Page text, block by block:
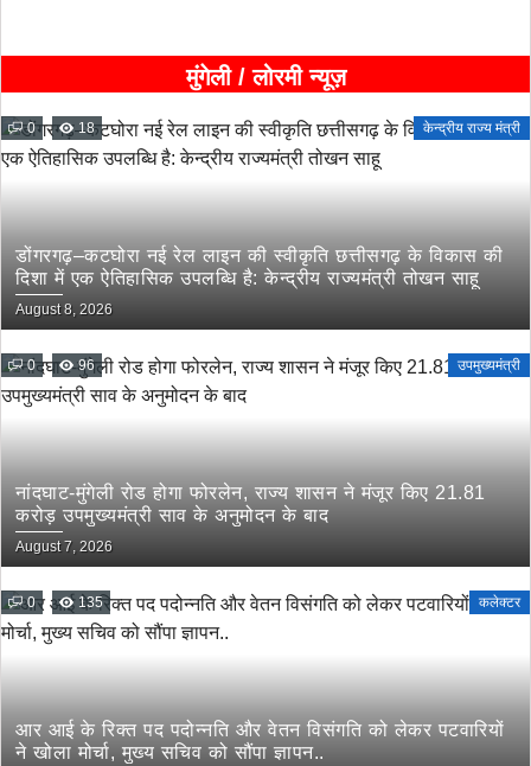
मुंगेली / लोरमी न्यूज़
0 18 केन्द्रीय राज्य मंत्री
डोंगरगढ़–कटघोरा नई रेल लाइन की स्वीकृति छत्तीसगढ़ के विकास की
दिशा में एक ऐतिहासिक उपलब्धि है: केन्द्रीय राज्यमंत्री तोखन साहू
August 8, 2026
0 96 उपमुख्यमंत्री
नांदघाट-मुंगेली रोड होगा फोरलेन, राज्य शासन ने मंजूर किए 21.81
करोड़ उपमुख्यमंत्री साव के अनुमोदन के बाद
August 7, 2026
0 135 कलेक्टर
आर आई के रिक्त पद पदोन्नति और वेतन विसंगति को लेकर पटवारियों
ने खोला मोर्चा, मुख्य सचिव को सौंपा ज्ञापन..